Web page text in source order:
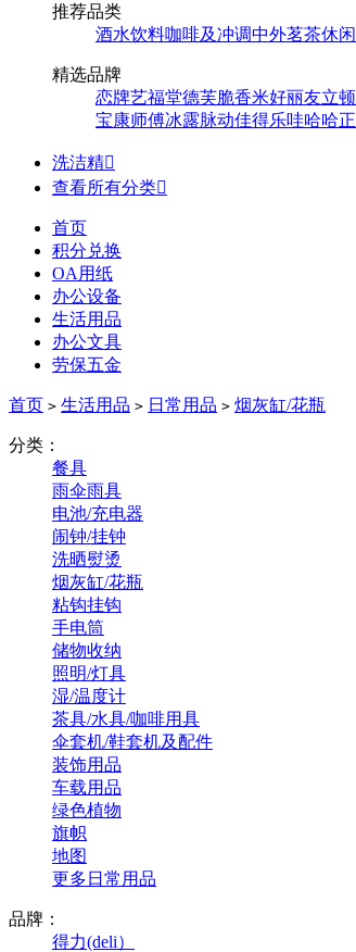
推荐品类
酒水饮料咖啡及冲调中外茗茶休
精选品牌
恋牌艺福堂德芙脆香米好丽友立顿
宝康师傅冰露脉动佳得乐哇哈哈
洗洁精
查看所有分类
首页
积分兑换
OA用纸
办公设备
生活用品
办公文具
劳保五金
首页 > 生活用品 > 日常用品 > 烟灰缸/花瓶
分类：
餐具
雨伞雨具
电池/充电器
闹钟/挂钟
洗晒熨烫
烟灰缸/花瓶
粘钩挂钩
手电筒
储物收纳
照明/灯具
湿/温度计
茶具/水具/咖啡用具
伞套机/鞋套机及配件
装饰用品
车载用品
绿色植物
旗帜
地图
更多日常用品
品牌：
得力(deli）